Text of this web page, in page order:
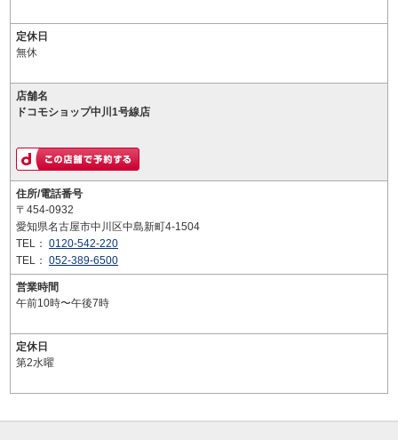
定休日
無休
店舗名
ドコモショップ中川1号線店
住所/電話番号
〒454-0932
愛知県名古屋市中川区中島新町4-1504
TEL： 0120-542-220
TEL： 052-389-6500
営業時間
午前10時〜午後7時
定休日
第2水曜